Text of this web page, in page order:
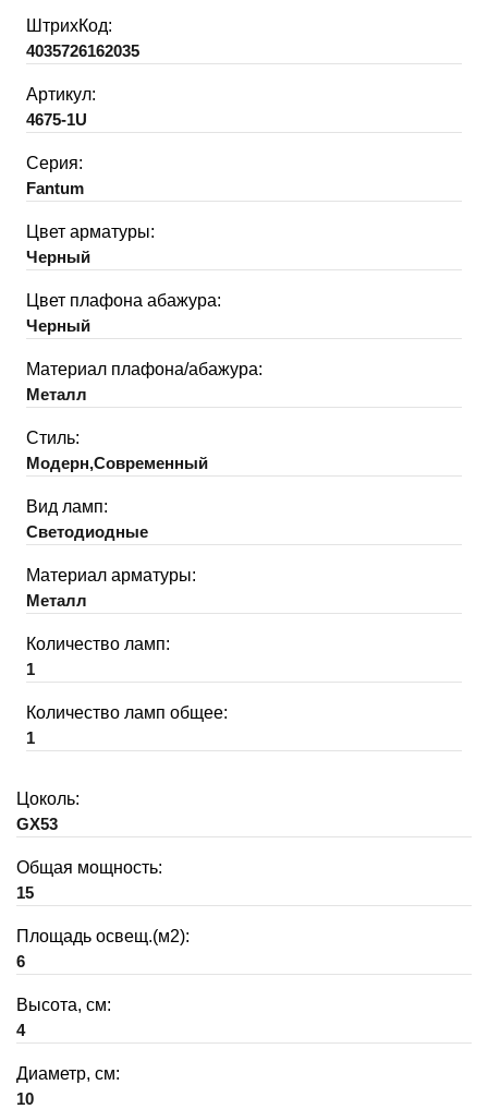
ШтрихКод:
4035726162035
Артикул:
4675-1U
Серия:
Fantum
Цвет арматуры:
Черный
Цвет плафона абажура:
Черный
Материал плафона/абажура:
Металл
Стиль:
Модерн,Современный
Вид ламп:
Светодиодные
Материал арматуры:
Металл
Количество ламп:
1
Количество ламп общее:
1
Цоколь:
GX53
Общая мощность:
15
Площадь освещ.(м2):
6
Высота, см:
4
Диаметр, см:
10